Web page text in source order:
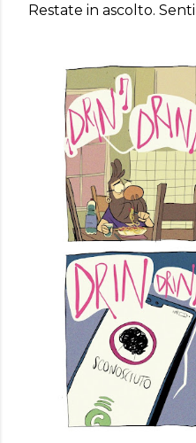
Restate in ascolto.